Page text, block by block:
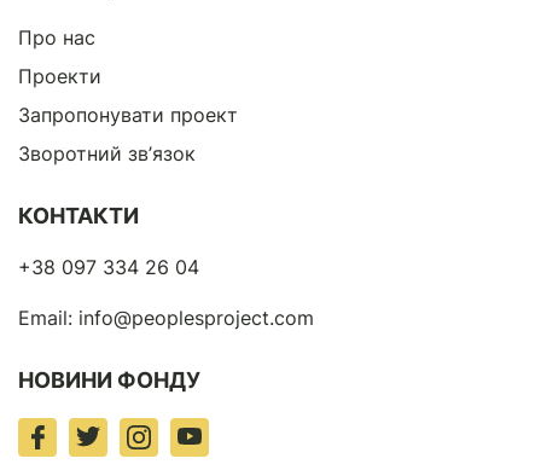
Про нас
Проекти
Запропонувати проект
Зворотний зв’язок
КОНТАКТИ
+38 097 334 26 04
Email: info@peoplesproject.com
НОВИНИ ФОНДУ